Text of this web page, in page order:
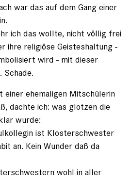
war das auf dem Gang einer
ich das wollte, nicht völlig frei
ihre religiöse Geisteshaltung -
wird - mit dieser
Schade.
einer ehemaligen Mitschülerin
dachte ich: was glotzen die
wurde:
ist Klosterschwester
an. Kein Wunder daß da
wohl in aller